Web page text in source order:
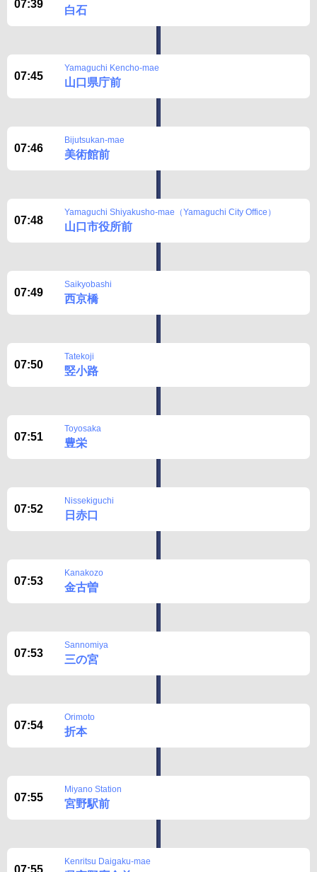
07:39
白石
07:45
Yamaguchi Kencho-mae
山口県庁前
07:46
Bijutsukan-mae
美術館前
07:48
Yamaguchi Shiyakusho-mae（Yamaguchi City Office）
山口市役所前
07:49
Saikyobashi
西京橋
07:50
Tatekoji
竪小路
07:51
Toyosaka
豊栄
07:52
Nissekiguchi
日赤口
07:53
Kanakozo
金古曽
07:53
Sannomiya
三の宮
07:54
Orimoto
折本
07:55
Miyano Station
宮野駅前
07:55
Kenritsu Daigaku-mae